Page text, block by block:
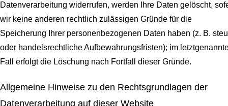
Datenverarbeitung widerrufen, werden Ihre Daten gelöscht,
wir keine anderen rechtlich zulässigen Gründe für die
Speicherung Ihrer personenbezogenen Daten haben (z. B.
oder handelsrechtliche Aufbewahrungsfristen); im
Fall erfolgt die Löschung nach Fortfall dieser Gründe.
Allgemeine Hinweise zu den Rechtsgrundlagen der
Datenverarbeitung auf dieser Website